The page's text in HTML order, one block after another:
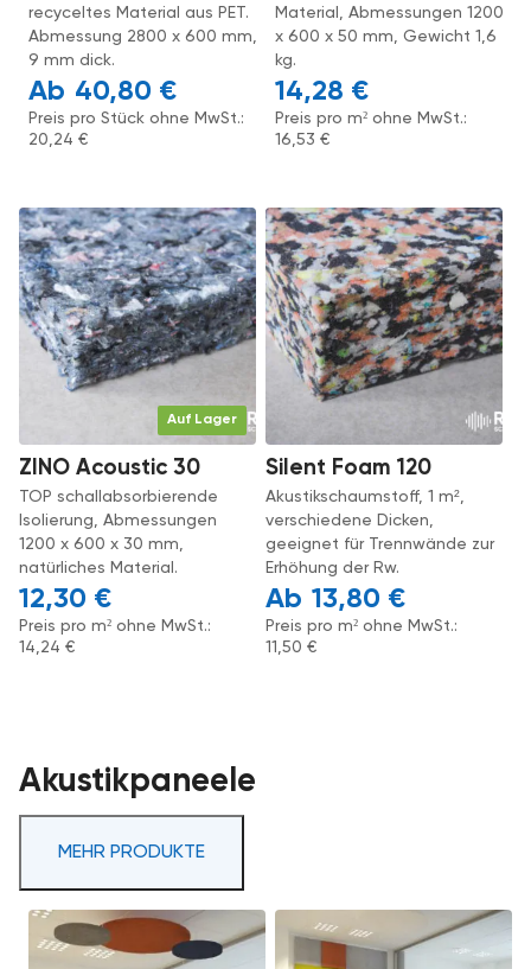
recyceltes Material aus PET.
Abmessung 2800 x 600 mm,
9 mm dick.
40,80 €
Preis pro Stück ohne MwSt.:
20,24€
Material, Abmessungen 1200
x 600 x 50 mm, Gewicht 1,6
kg.
14,28 €
Preis pro m² ohne MwSt.:
16,53€
Auf Lager
ZINO Acoustic 30
TOP schallabsorbierende
Isolierung, Abmessungen
1200 x 600 x 30 mm,
natürliches Material.
12,30 €
Preis pro m² ohne MwSt.:
14,24 €
Silent Foam 120
Akustikschaumstoff, 1 m²,
verschiedene Dicken,
geeignet für Trennwände zur
Erhöhung der Rw.
13,80 €
Preis pro m² ohne MwSt.:
11,50 €
Akustikpaneele
MEHR PRODUKTE